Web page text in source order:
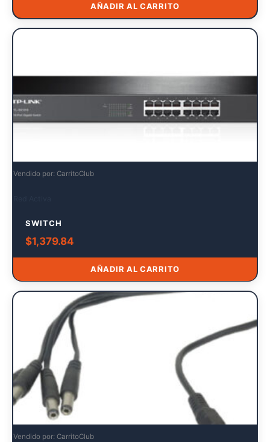
AÑADIR AL CARRITO
Vendido por: CarritoClub
SWITCH
$1,379.84
AÑADIR AL CARRITO
Vendido por: CarritoClub